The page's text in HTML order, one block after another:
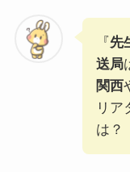
『先
送局
関西
リア
は？